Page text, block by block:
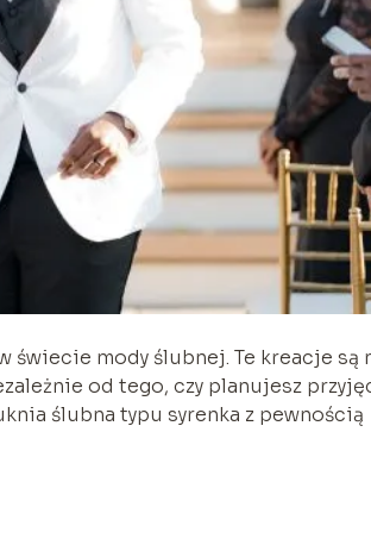
świecie mody ślubnej. Te kreacje są
od tego, czy planujesz
ślubna typu syrenka z pewnością